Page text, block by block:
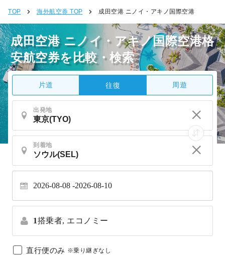
TOP 海外航空券 TOP 成田空港 ニノイ・アキノ国際空港
成田空港 ニノイ・アキノ国際空港格
安航空券を比較・検索
片道 往復 周遊
出発地
到着地
2026-08-08 2026-08-10
1搭乗者, エコノミー
直行便のみ ※乗り継ぎなし